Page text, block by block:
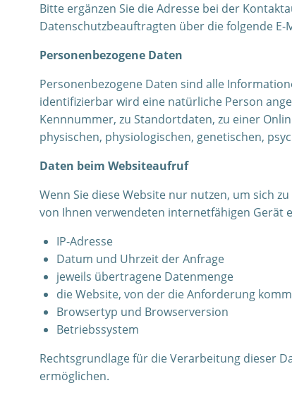
Bitte ergänzen Sie die Adresse bei der
Datenschutzbeauftragten über die folgende E-
Personenbezogene Daten
Personenbezogene Daten sind alle
identifizierbar wird eine natürliche Person
Kennnummer, zu Standortdaten, zu einer
physischen, physiologischen, genetischen,
Daten beim Websiteaufruf
Wenn Sie diese Website nur nutzen, um sich
von Ihnen verwendeten internetfähigen Gerät
IP-Adresse
Datum und Uhrzeit der Anfrage
jeweils übertragene Datenmenge
die Website, von der die Anforderung
Browsertyp und Browserversion
Betriebssystem
Rechtsgrundlage für die Verarbeitung dieser
ermöglichen.